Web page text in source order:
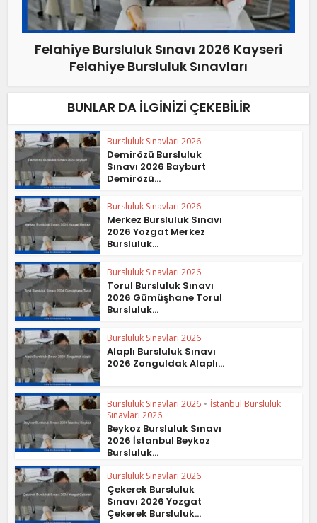
Felahiye Bursluluk Sınavı 2026 Kayseri
Felahiye Bursluluk Sınavları
BUNLAR DA İLGINIZI ÇEKEBILIR
Bursluluk Sınavları 2026
Demirözü Bursluluk
Sınavı 2026 Bayburt
Demirözü...
Bursluluk Sınavları 2026
Merkez Bursluluk Sınavı
2026 Yozgat Merkez
Bursluluk...
Bursluluk Sınavları 2026
Torul Bursluluk Sınavı
2026 Gümüşhane Torul
Bursluluk...
Bursluluk Sınavları 2026
Alaplı Bursluluk Sınavı
2026 Zonguldak Alaplı...
Bursluluk Sınavları 2026 • İstanbul Bursluluk
Sınavları 2026
Beykoz Bursluluk Sınavı
2026 İstanbul Beykoz
Bursluluk...
Bursluluk Sınavları 2026
Çekerek Bursluluk
Sınavı 2026 Yozgat
Çekerek Bursluluk...